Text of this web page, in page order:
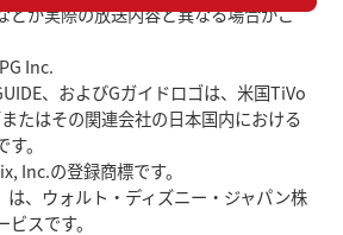
どが実際の放送内容と異なる場合がご
Inc.
、およびGガイドロゴは、米国TiVo
たはその関連会社の日本国内における
。
Inc.の登録商標です。
は、ウォルト・ディズニー・ジャパン株
スです。